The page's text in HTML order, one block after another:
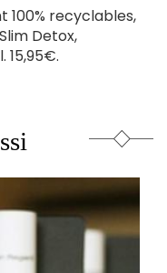
100% recyclables,
Detox,
15,95€.